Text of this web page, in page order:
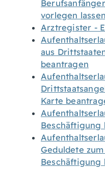
vorlegen lassen
Arztregister -
aus
beantragen
Karte
Beschäftigung
Geduldete
Beschäftigung